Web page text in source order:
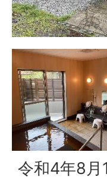
令和4年8